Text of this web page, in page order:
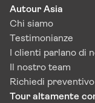
Autour Asia
Chi siamo
Testimonianze
I clienti parlano di
Il nostro team
Richiedi
Tour altamente